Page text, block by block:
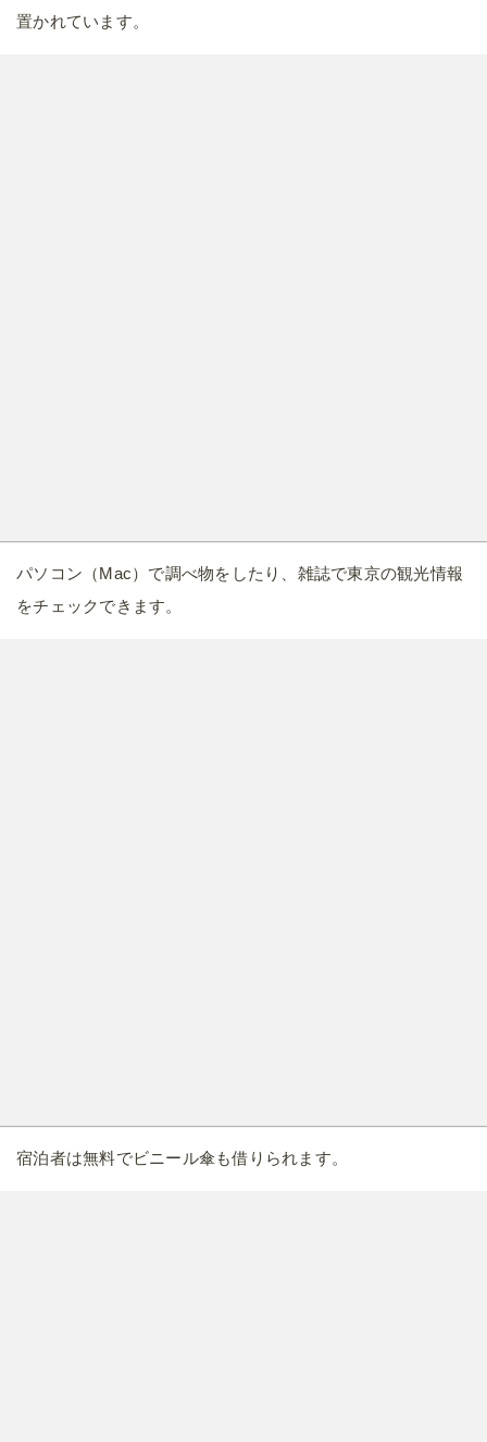
置かれています。
パソコン（Mac）で調べ物をしたり、雑誌で東京の観光情報
をチェックできます。
宿泊者は無料でビニール傘も借りられます。